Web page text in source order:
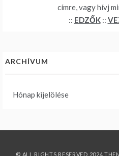
címre, vagy hívj
:: EDZŐK::
ARCHÍVUM
© ALL RIGHTS RESERVED 2024